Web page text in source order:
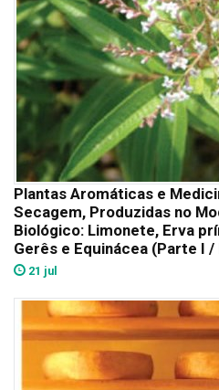
Plantas Aromáticas e
Secagem, Produzidas no
Biológico: Limonete, Erva
Gerês e Equinácea (Parte I /
21 jul